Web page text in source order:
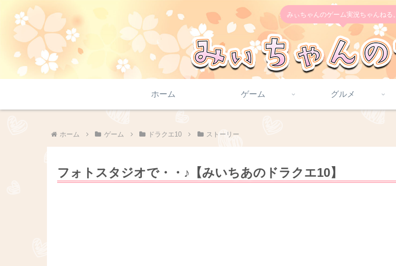
みぃちゃんのゲーム実況ちゃんねる。
ホーム ゲーム グルメ
ホーム ゲーム ドラクエ10 ストーリー
フォトスタジオで・・♪【みいちあのドラクエ10】